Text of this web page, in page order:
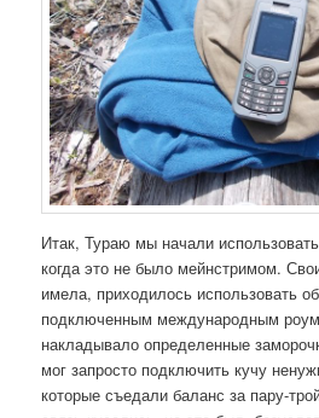
Итак, Тураю мы начали
когда это не было мейнстримом.
имела, приходилось использовать
подключенным международным
накладывало определенные
мог запросто подключить кучу
которые съедали баланс за пару-